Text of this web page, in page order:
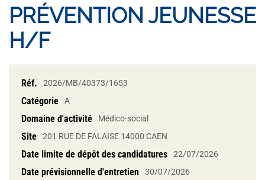
PRÉVENTION JEUNESSE
H/F
Réf. 2026/MB/40373/1653
Catégorie A
Domaine d'activité Médico-social
Site 201 RUE DE FALAISE 14000 CAEN
Date limite de dépôt des candidatures 22/07/2026
Date prévisionnelle d'entretien 30/07/2026